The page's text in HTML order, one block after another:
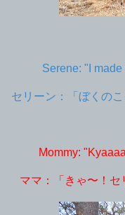
Serene: "I
セリーン：「ぼくの
Mommy:
ママ：「きゃ〜！セ